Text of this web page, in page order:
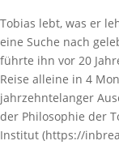
Tobias lebt, was er
eine Suche nach
führte ihn vor 20
Reise alleine in 4
jahrzehntelanger
der Philosophie der
Institut (https://